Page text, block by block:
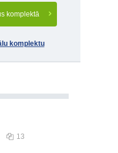
komplektā
komplektu
13